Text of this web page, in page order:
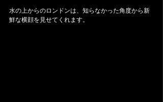
水の上からのロンドンは、知らなかった角度から新
鮮な横顔を見せてくれます。